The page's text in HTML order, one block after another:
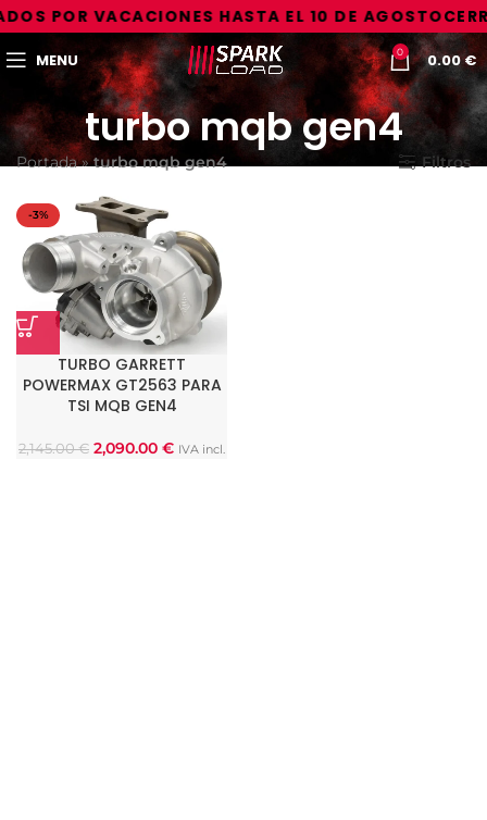
POR VACACIONES HASTA EL 10 DE AGOSTO
MENU 0 0.00€
turbo mqb gen4
Portada»turbo mqb gen4 Filtros
-3%
TURBO GARRETT
POWERMAX GT2563 PARA
TSI MQB GEN4
2,145.00€ 2,090.00 € IVA incl.